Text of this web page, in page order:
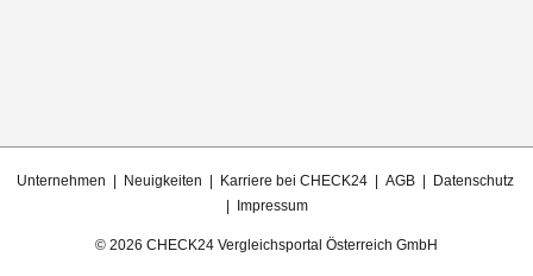
Unternehmen | Neuigkeiten | Karriere bei CHECK24 | AGB
| Datenschutz
| Impressum
© 2026 CHECK24 Vergleichsportal Österreich GmbH